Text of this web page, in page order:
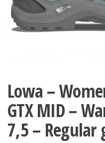
Lowa –
GTX MID –
7,5 – Regular